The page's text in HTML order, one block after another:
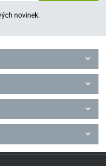
novinek.